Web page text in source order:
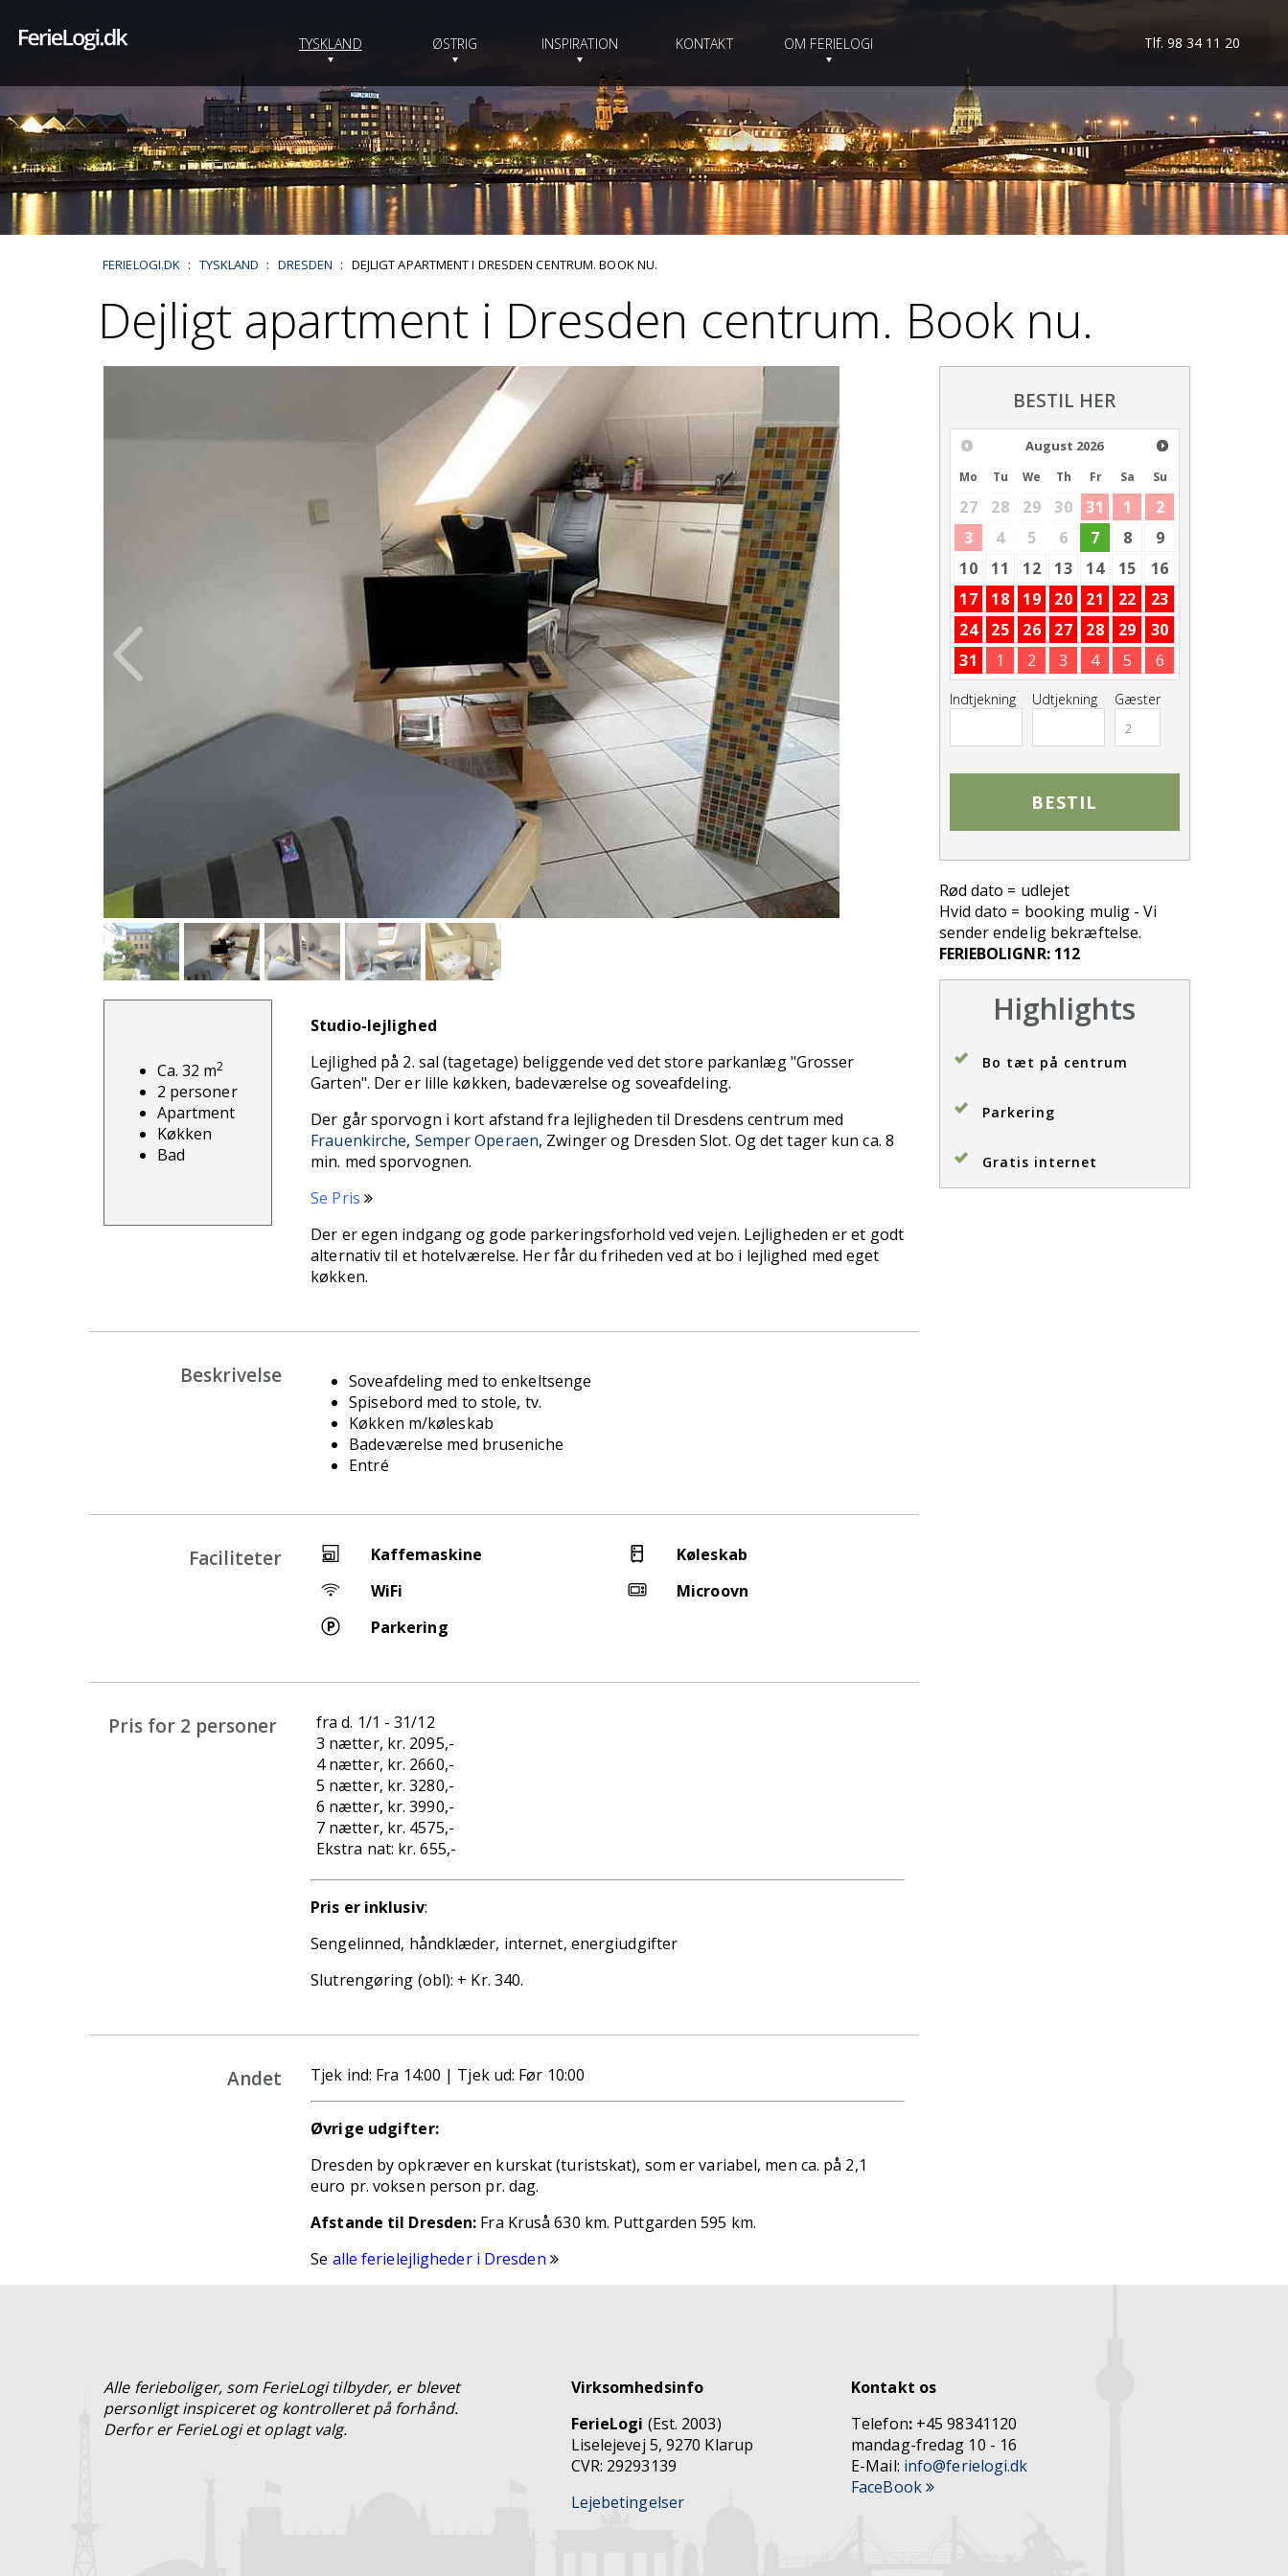
TYSKLAND ØSTRIG INSPIRATION KONTAKT OM FERIELOGI Tlf. 98 34 11 20
FERIELOGI.DK : TYSKLAND : DRESDEN : DEJLIGT APARTMENT I DRESDEN CENTRUM. BOOK NU.
Dejligt apartment i Dresden centrum. Book nu.
Ca. 32 m2
2 personer
Apartment
Køkken
Bad
Studio-lejlighed
Lejlighed på 2. sal (tagetage) beliggende ved det store parkanlæg "Grosser
Garten". Der er lille køkken, badeværelse og soveafdeling.
Der går sporvogn i kort afstand fra lejligheden til Dresdens centrum med
Frauenkirche, Semper Operaen, Zwinger og Dresden Slot. Og det tager kun ca. 8
min. med sporvognen.
Se Pris
Der er egen indgang og gode parkeringsforhold ved vejen. Lejligheden er et godt
alternativ til et hotelværelse. Her får du friheden ved at bo i lejlighed med eget
køkken.
Beskrivelse
Soveafdeling med to enkeltsenge
Spisebord med to stole, tv.
Køkken m/køleskab
Badeværelse med bruseniche
Entré
Faciliteter Kaffemaskine
Køleskab
WiFi
Microovn
Parkering
Pris for 2 personer
fra d. 1/1 - 31/12
3 nætter, kr. 2095,-
4 nætter, kr. 2660,-
5 nætter, kr. 3280,-
6 nætter, kr. 3990,-
7 nætter, kr. 4575,-
Ekstra nat: kr. 655,-
Pris er inklusiv:
Sengelinned, håndklæder, internet, energiudgifter
Slutrengøring (obl): + Kr. 340.
Andet Tjek ind: Fra 14:00 | Tjek ud: Før 10:00
Øvrige udgifter:
Dresden by opkræver en kurskat (turistskat), som er variabel, men ca. på 2,1
euro pr. voksen person pr. dag.
Afstande til Dresden: Fra Kruså 630 km. Puttgarden 595 km.
Se alle ferielejligheder i Dresden
BESTIL HER
August 2026
Mo Tu We Th Fr Sa Su
27 28 29 30 31 1
2
3
4 5 6 7 8
9
10
11 12 13 14 15
16
17
18 19 20 21 22
23
24
25 26 27 28 29
30
31
1 2 3 4 5 6
Indtjekning Udtjekning Gæster
2
BESTIL
Rød dato = udlejet
Hvid dato = booking mulig - Vi
sender endelig bekræftelse.
FERIEBOLIGNR: 112
Highlights
Bo tæt på centrum
Parkering
Gratis internet
Alle ferieboliger, som FerieLogi tilbyder, er blevet
personligt inspiceret og kontrolleret på forhånd.
Derfor er FerieLogi et oplagt valg.
Virksomhedsinfo
FerieLogi (Est. 2003)
Liselejevej 5, 9270 Klarup
CVR: 29293139
Lejebetingelser
Kontakt os
Telefon:+45 98341120
mandag-fredag 10 - 16
E-Mail: info@ferielogi.dk
FaceBook